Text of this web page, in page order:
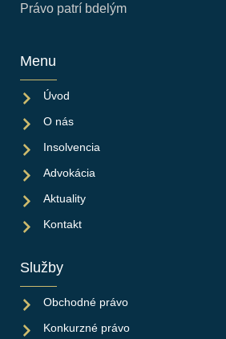
Právo patrí bdelým
Menu
Úvod
O nás
Insolvencia
Advokácia
Aktuality
Kontakt
Služby
Obchodné právo
Konkurzné právo